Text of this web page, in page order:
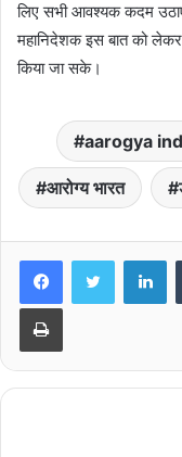
लिए सभी आवश्यक कदम
महानिदेशक इस बात को
किया जा सके।
aarogya
आरोग्य भारत
Print